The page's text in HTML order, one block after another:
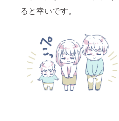
ると幸いです。